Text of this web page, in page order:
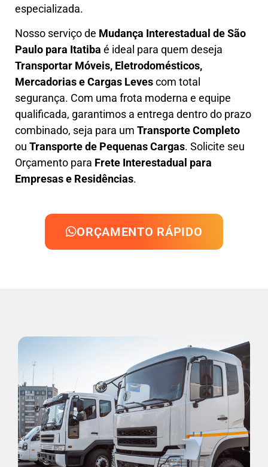
especializada.
Nosso serviço de Mudança Interestadual de São
Paulo para Itatiba é ideal para quem deseja
Transportar Móveis, Eletrodomésticos,
Mercadorias e Cargas Levescom total
segurança. Com uma frota moderna e equipe
qualificada, garantimos a entrega dentro do prazo
combinado, seja para um Transporte Completo
ou Transporte de Pequenas Cargas. Solicite seu
Orçamento para Frete Interestadual para
Empresas e Residências.
ORÇAMENTO RÁPIDO